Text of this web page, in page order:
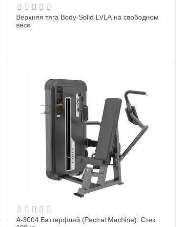
Верхняя тяга Body-Solid LVLA на свободном
весе
A-3004 Баттерфляй (Pectral Machine). Стек